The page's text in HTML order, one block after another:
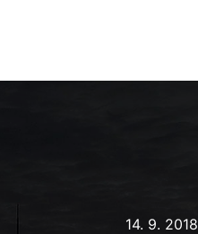
14. 9. 2018